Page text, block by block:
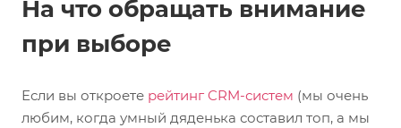
На что обращать внимание
при выборе
Если вы откроете рейтинг CRM-систем (мы очень
любим, когда умный дяденька составил топ, а мы